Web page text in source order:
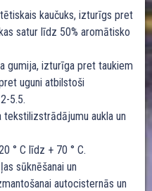
kaučuks, izturīgs pret
satur līdz 50% aromātisko
gumija, izturīga pret taukiem
uguni atbilstoši
5.5.
tekstilizstrādājumu aukla un
° C līdz + 70 ° C.
sūknēšanai un
autocisternās un